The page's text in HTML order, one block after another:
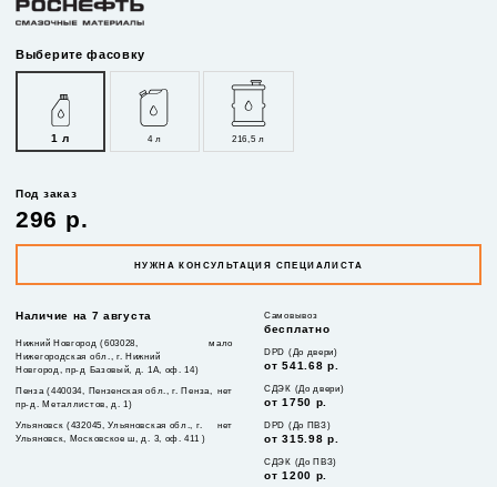
Выберите фасовку
1 л 4 л 216,5 л
Под заказ
296 р.
НУЖНА КОНСУЛЬТАЦИЯ СПЕЦИАЛИСТА
Наличие на 7 августа
Нижний Новгород (603028,
Нижегородская обл., г. Нижний
Новгород, пр-д Базовый, д. 1А, оф. 14)
мало
Пенза (440034, Пензенская обл., г. Пенза,
пр-д. Металлистов, д. 1)
нет
Ульяновск (432045, Ульяновская обл., г.
Ульяновск, Московское ш, д. 3, оф. 411 )
нет
Самовывоз
бесплатно
DPD (До двери)
от 541.68 р.
СДЭК (До двери)
от 1750 р.
DPD (До ПВЗ)
от 315.98 р.
СДЭК (До ПВЗ)
от 1200 р.